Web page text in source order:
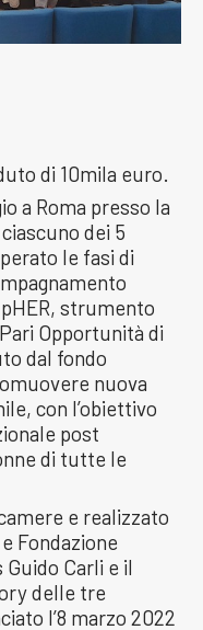
di 10mila euro.
a Roma presso la
dei 5
le fasi di
strumento
Opportunità di
dal fondo
nuova
con l’obiettivo
post
di tutte le
e realizzato
Fondazione
Carli e il
delle tre
l’8 marzo 2022